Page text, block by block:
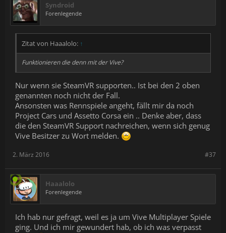
Syndroid
Forenlegende
Zitat von Haaalolo: ↑
Funktionieren die denn mit der Vive?
Nur wenn sie SteamVR supporten.. Ist bei den 2 oben
genannten noch nicht der Fall.
Ansonsten was Rennspiele angeht, fällt mir da noch
Project Cars und Assetto Corsa ein .. Denke aber, dass
die den SteamVR Support nachreichen, wenn sich genug
Vive Besitzer zu Wort melden.
#37
2. März 2016
Haaalolo
Forenlegende
Ich hab nur gefragt, weil es ja um Vive Multiplayer Spiele
ging. Und ich mir gewundert hab, ob ich was verpasst